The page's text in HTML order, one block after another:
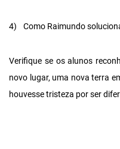
4) Como Raimundo
Verifique se os alunos
novo lugar, uma nova terra
houvesse tristeza por ser